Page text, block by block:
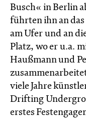
Busch« in Berlin
führten ihn an
am Ufer und an
Platz, wo er u.a.
Haußmann und
viele Jahre
Drifting
erstes